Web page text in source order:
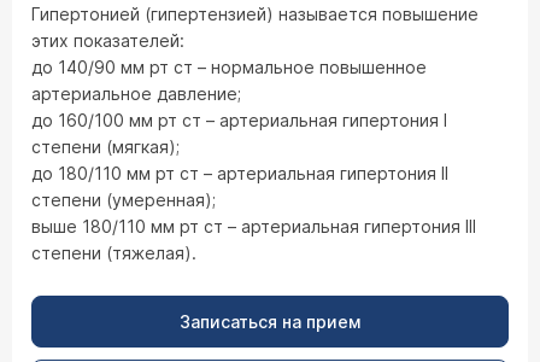
Гипертонией (гипертензией) называется повышение
этих показателей:
до 140/90 мм рт ст – нормальное повышенное
артериальное давление;
до 160/100 мм рт ст – артериальная гипертония I
степени (мягкая);
до 180/110 мм рт ст – артериальная гипертония II
степени (умеренная);
выше 180/110 мм рт ст – артериальная гипертония III
степени (тяжелая).
Записаться на прием